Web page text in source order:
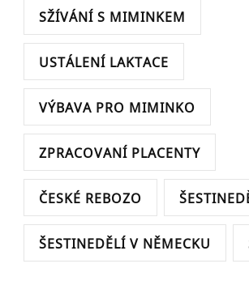
SŽÍVÁNÍ S MIMINKEM
USTÁLENÍ LAKTACE
VÝBAVA PRO MIMINKO
ZPRACOVANÍ PLACENTY
ČESKÉ REBOZO
ŠESTINEDĚLÍ V NĚMECKU